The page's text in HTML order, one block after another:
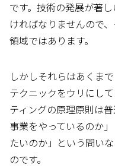
です。技術の発展が著
ければなりませんので
領域ではあります。
しかしそれらはあくま
テクニックをウリにし
ティングの原理原則は
事業をやっているのか
たいのか」という問い
のです。